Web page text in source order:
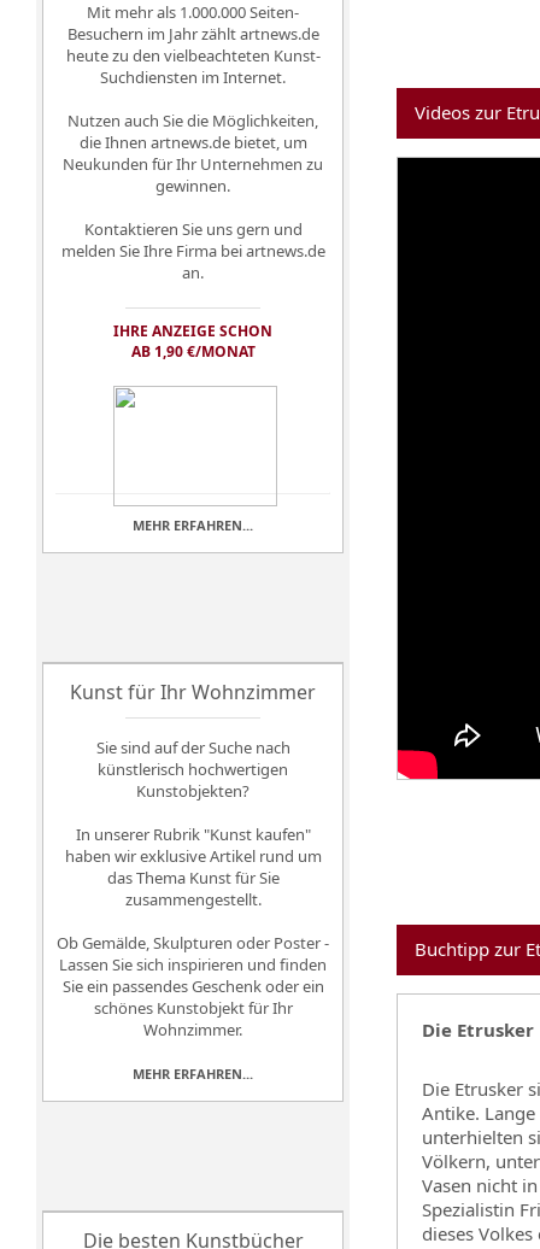
Videos zur
Buchtipp zur
Die Etrusker
Die Etrusker
Antike.
unterhielten
Völkern,
Vasen nicht
Spezialistin
dieses
Mit mehr als 1.000.000 Seiten-
Besuchern im Jahr zählt artnews.de
heute zu den vielbeachteten Kunst-
Suchdiensten im Internet.
Nutzen auch Sie die Möglichkeiten,
die Ihnen artnews.de bietet, um
Neukunden für Ihr Unternehmen zu
gewinnen.
Kontaktieren Sie uns gern und
melden Sie Ihre Firma bei artnews.de
an.
IHRE ANZEIGE SCHON
AB 1,90 €/MONAT
MEHR ERFAHREN...
Kunst für Ihr Wohnzimmer
Sie sind auf der Suche nach
künstlerisch hochwertigen
Kunstobjekten?
In unserer Rubrik "Kunst kaufen"
haben wir exklusive Artikel rund um
das Thema Kunst für Sie
zusammengestellt.
Ob Gemälde, Skulpturen oder Poster -
Lassen Sie sich inspirieren und finden
Sie ein passendes Geschenk oder ein
schönes Kunstobjekt für Ihr
Wohnzimmer.
MEHR ERFAHREN...
Die besten Kunstbücher